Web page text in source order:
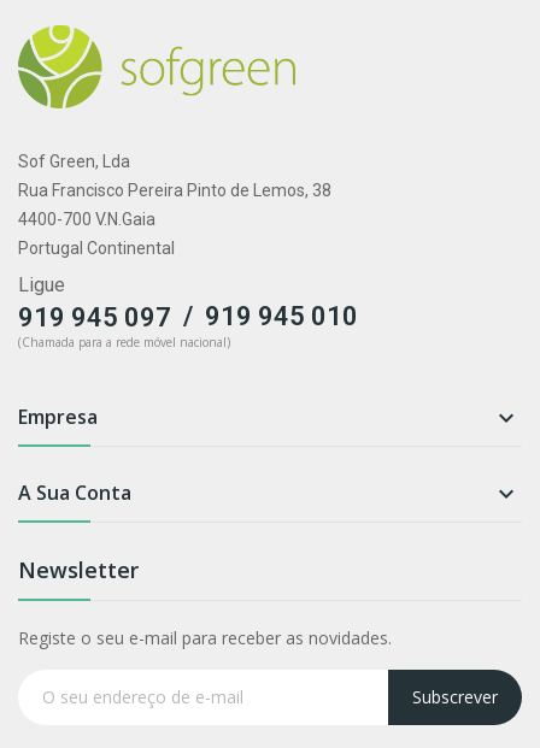
Sof Green, Lda
Rua Francisco Pereira Pinto de Lemos, 38
4400-700 V.N.Gaia
Portugal Continental
Ligue
919 945 097 / 919 945 010
(Chamada para a rede móvel nacional)
Empresa 
A Sua Conta 
Newsletter
Registe o seu e-mail para receber as novidades.
Subscrever